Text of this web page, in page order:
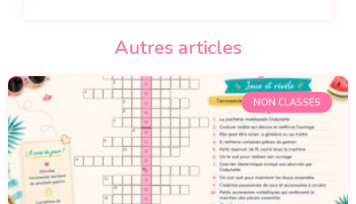
Autres articles
NON CLASSÉS